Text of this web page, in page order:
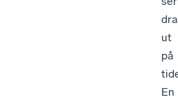
ut
på
En